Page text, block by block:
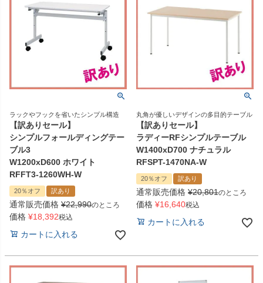
ラックやフックを省いたシンプル構造
【訳ありセール】
シンプルフォールディングテー
ブル3
W1200xD600 ホワイト
RFFT3-1260WH-W
20％オフ 訳あり
通常販売価格 ¥22,990のところ
価格 ¥18,392税込
カートに入れる
丸角が優しいデザインの多目的テーブル
【訳ありセール】
ラディーRFシンプルテーブル
W1400xD700 ナチュラル
RFSPT-1470NA-W
20％オフ 訳あり
通常販売価格 ¥20,801のところ
価格 ¥16,640税込
カートに入れる